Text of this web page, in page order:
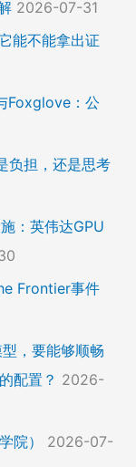
2026-07-31
能不能拿出证
Foxglove：公
负担，还是思考
：英伟达GPU
Frontier事件
，要能够顺畅
配置？ 2026-
院）
2026-07-